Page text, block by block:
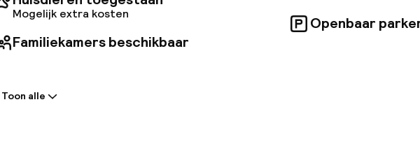
Mogelijk extra kosten
Familiekamers beschikbaar
Openbaar
Toon alle